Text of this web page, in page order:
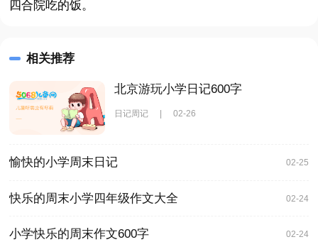
四合院吃的饭。
相关推荐
北京游玩小学日记600字
日记周记 | 02-26
愉快的小学周末日记 02-25
快乐的周末小学四年级作文大全 02-24
小学快乐的周末作文600字 02-24